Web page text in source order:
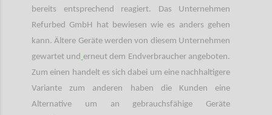
bereits entsprechend reagiert. Das Unternehmen
Refurbed GmbH hat bewiesen wie es anders gehen
kann. Ältere Geräte werden von diesem Unternehmen
gewartet und erneut dem Endverbraucher angeboten.
Zum einen handelt es sich dabei um eine nachhaltigere
Variante zum anderen haben die Kunden eine
Alternative um an gebrauchsfähige Geräte